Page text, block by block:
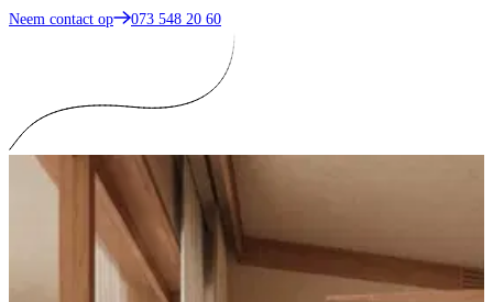
Neem contact op 073 548 20 60